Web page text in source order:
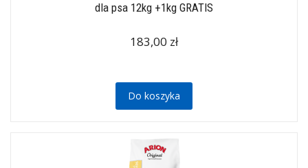
dla psa 12kg +1kg GRATIS
183,00 zł
Do koszyka